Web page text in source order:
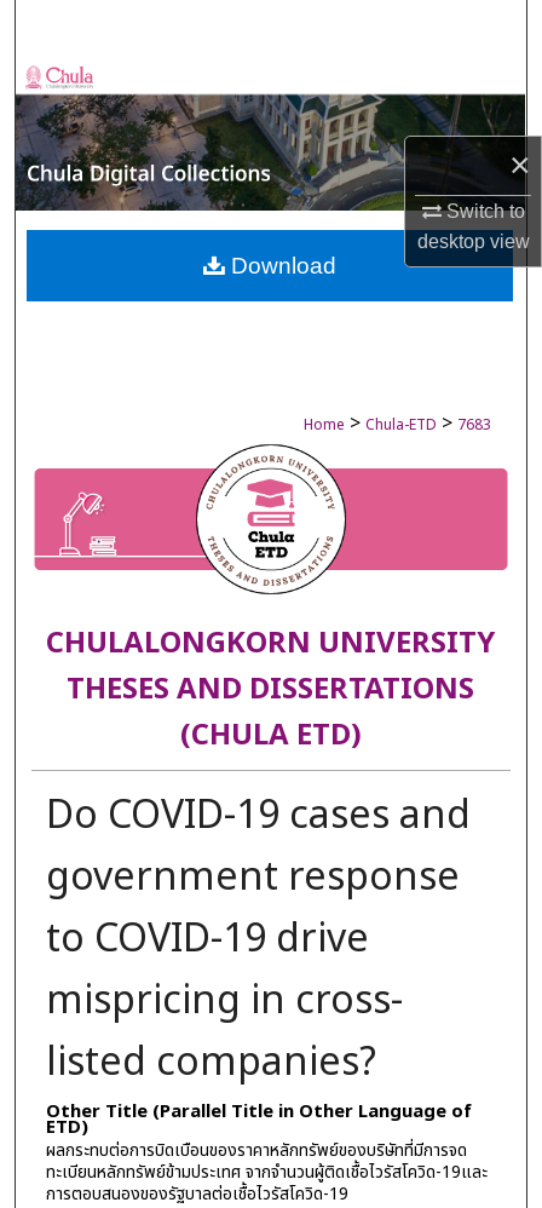
×
Switch to
desktopview
Browse Collections
My Account
About
Digital Commons Network™
Home > Chula-ETD > 7683
CHULALONGKORN UNIVERSITY
THESES AND DISSERTATIONS
(CHULA ETD)
Do COVID-19 cases and
government response
to COVID-19 drive
mispricing in cross-
listed companies?
Other Title (Parallel Title in Other Language of
ETD)
ผลกระทบต่อการบิดเบือนของราคาหลักทรัพย์ของบริษัทที่มีการจด
ทะเบียนหลักทรัพย์ข้ามประเทศ จากจำนวนผู้ติดเชื้อไวรัสโควิด-19และ
การตอบสนองของรัฐบาลต่อเชื้อไวรัสโควิด-19
Download